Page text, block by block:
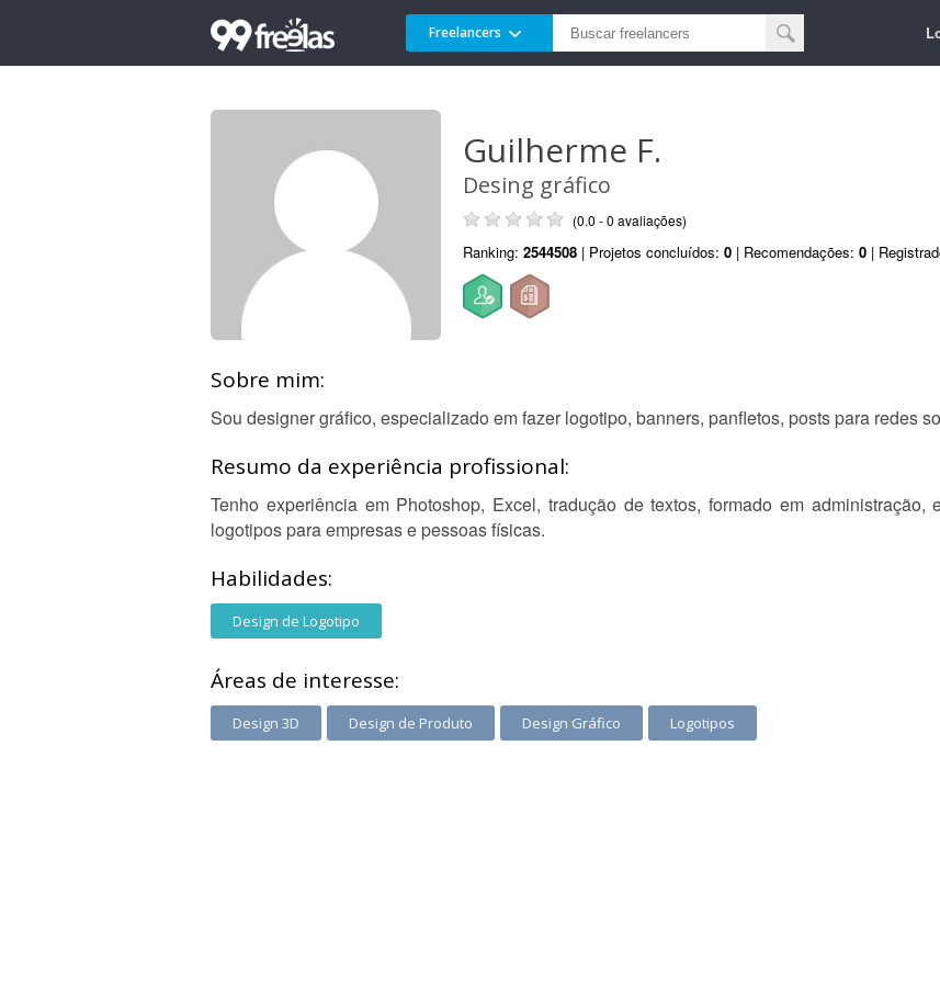
Freelancers
Guilherme F.
Desing gráfico
(0.0 - 0 avaliações)
Ranking: 2544508 | Projetos concluídos: 0 | Recomendações: 0 |
Sobre mim:
Sou designer gráfico, especializado em fazer logotipo, banners, panfletos, posts para redes
Resumo da experiência profissional:
Tenho experiência em Photoshop, Excel, tradução de textos, formado em administração,
logotipos para empresas e pessoas físicas.
Habilidades:
Design de Logotipo
Áreas de interesse:
Design 3D Design de Produto Design Gráfico Logotipos